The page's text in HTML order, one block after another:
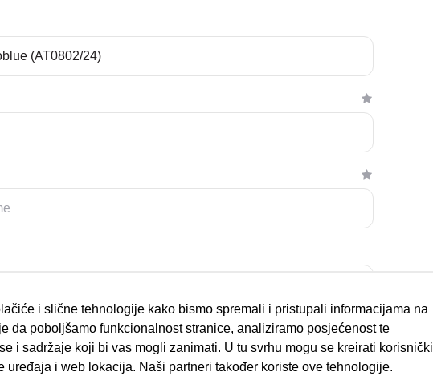
i slične tehnologije kako bismo spremali i pristupali informacijama na
da poboljšamo funkcionalnost stranice, analiziramo posjećenost te
i sadržaje koji bi vas mogli zanimati. U tu svrhu mogu se kreirati korisnički
uređaja i web lokacija. Naši partneri također koriste ove tehnologije.